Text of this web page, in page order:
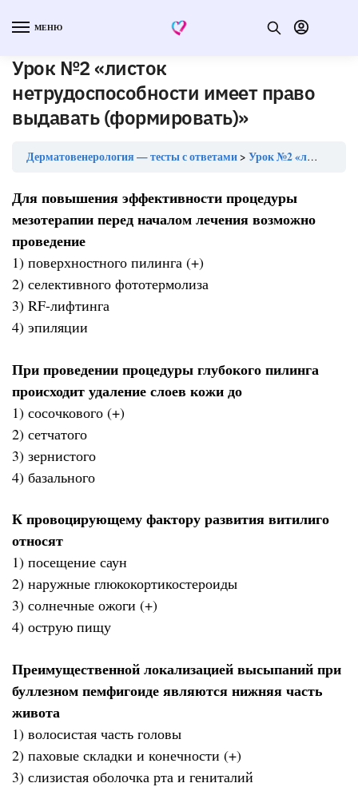
МЕНЮ
Урок №2 «листок
нетрудоспособности имеет право
выдавать (формировать)»
Дерматовенерология — тесты с ответами Урок №2 «листок нетрудоспособности имеет право выдавать (формировать)»
Для повышения эффективности процедуры
мезотерапии перед началом лечения возможно
проведение
1) поверхностного пилинга (+)
2) селективного фототермолиза
3) RF-лифтинга
4) эпиляции
При проведении процедуры глубокого пилинга
происходит удаление слоев кожи до
1) сосочкового (+)
2) сетчатого
3) зернистого
4) базального
К провоцирующему фактору развития витилиго
относят
1) посещение саун
2) наружные глюкокортикостероиды
3) солнечные ожоги (+)
4) острую пищу
Преимущественной локализацией высыпаний при
буллезном пемфигоиде являются нижняя часть
живота
1) волосистая часть головы
2) паховые складки и конечности (+)
3) слизистая оболочка рта и гениталий